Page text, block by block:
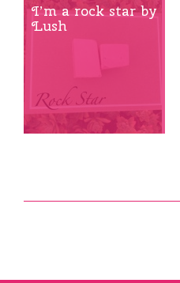
I’m a rock star by
Lush